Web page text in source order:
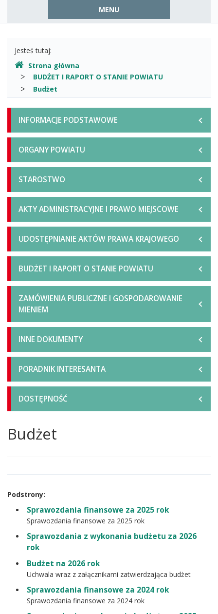
górne
MENU
Gdzie
jesteśmy
Jesteś tutaj:
Strona główna
BUDŻET I RAPORT O STANIE POWIATU
Budżet
Menu
główne
INFORMACJE PODSTAWOWE
ORGANY POWIATU
STAROSTWO
AKTY ADMINISTRACYJNE I PRAWO MIEJSCOWE
UDOSTĘPNIANIE AKTÓW PRAWA KRAJOWEGO
BUDŻET I RAPORT O STANIE POWIATU
ZAMÓWIENIA PUBLICZNE I GOSPODAROWANIE
MIENIEM
INNE DOKUMENTY
PORADNIK INTERESANTA
DOSTĘPNOŚĆ
Główna
treść
Budżet
Podstrony:
Sprawozdania finansowe za 2025 rok
Sprawozdania finansowe za 2025 rok
Sprawozdania z wykonania budżetu za 2026
rok
Budżet na 2026 rok
Uchwala wraz z załącznikami zatwierdzająca budżet
Sprawozdania finansowe za 2024 rok
Sprawozdania finansowe za 2024 rok